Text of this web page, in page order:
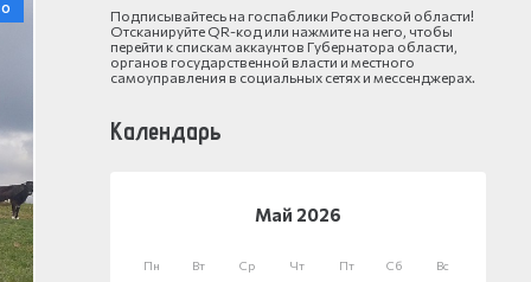
Подписывайтесь на госпаблики Ростовской области!
Отсканируйте QR-код или нажмите на него, чтобы
перейти к спискам аккаунтов Губернатора области,
органов государственной власти и местного
самоуправления в социальных сетях и мессенджерах.
Календарь
Май 2026
Пн Вт Ср Чт Пт Сб Вс